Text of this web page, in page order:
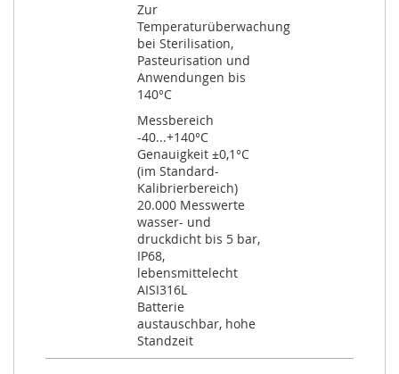
Zur
Temperaturüberwachung
bei Sterilisation,
Pasteurisation und
Anwendungen bis
140°C
Messbereich
-40...+140°C
Genauigkeit ±0,1°C
(im Standard-
Kalibrierbereich)
20.000 Messwerte
wasser- und
druckdicht bis 5 bar,
IP68,
lebensmittelecht
AISI316L
Batterie
austauschbar, hohe
Standzeit